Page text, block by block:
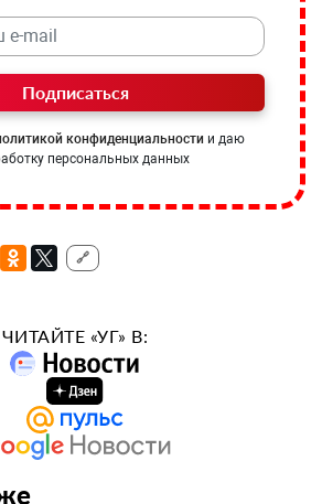
Подписаться
конфиденциальности и даю
персональных данных
🔗
ЧИТАЙТЕ «УГ» В: